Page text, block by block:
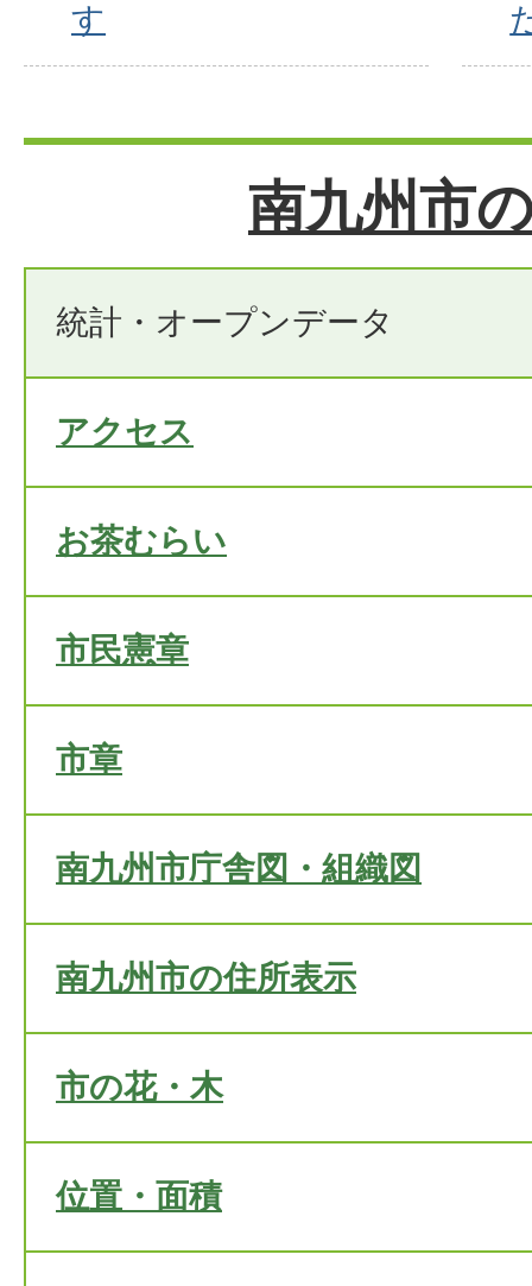
す
南九州市
統計・オープンデータ
アクセス
お茶むらい
市民憲章
市章
南九州市庁舎図・組織図
南九州市の住所表示
市の花・木
位置・面積